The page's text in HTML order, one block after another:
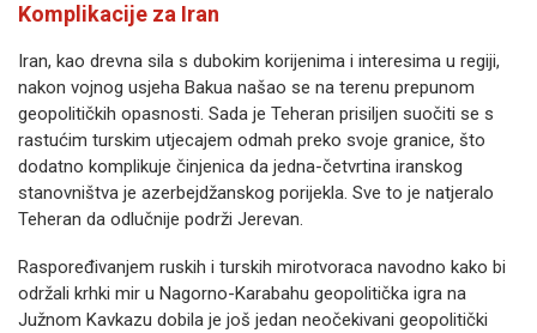
Komplikacije za Iran
Iran, kao drevna sila s dubokim korijenima i interesima u regiji,
nakon vojnog usjeha Bakua našao se na terenu prepunom
geopolitičkih opasnosti. Sada je Teheran prisiljen suočiti se s
rastućim turskim utjecajem odmah preko svoje granice, što
dodatno komplikuje činjenica da jedna-četvrtina iranskog
stanovništva je azerbejdžanskog porijekla. Sve to je natjeralo
Teheran da odlučnije podrži Jerevan.
Raspoređivanjem ruskih i turskih mirotvoraca navodno kako bi
održali krhki mir u Nagorno-Karabahu geopolitička igra na
Južnom Kavkazu dobila je još jedan neočekivani geopolitički